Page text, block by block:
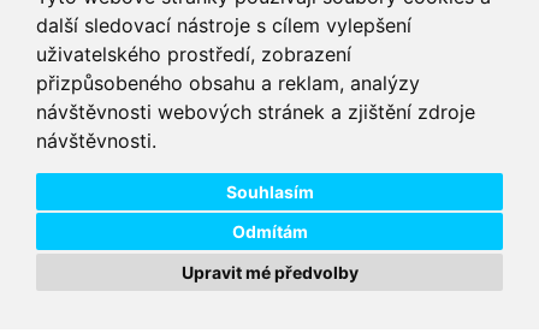
další sledovací nástroje s cílem vylepšení
uživatelského prostředí, zobrazení
přizpůsobeného obsahu a reklam, analýzy
návštěvnosti webových stránek a zjištění zdroje
návštěvnosti.
Souhlasím
Odmítám
Upravit mé předvolby
VIP servis
na zakoupená
elektrokola
Testovací trať
možnost vyzkoušet si
elektrokola
Doprava ZDARMA
pro objednávky nad 1600 zboží skladem při
Copyright © 2026 DD PNEU s.r.o. Všechna práva vyhrazena. bb9